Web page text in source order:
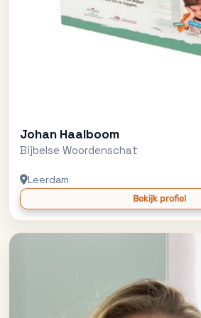
Johan Haalboom
Bijbelse Woordenschat
Leerdam
Bekijk profiel